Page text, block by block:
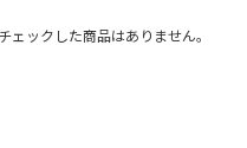
ェックした商品はありません。